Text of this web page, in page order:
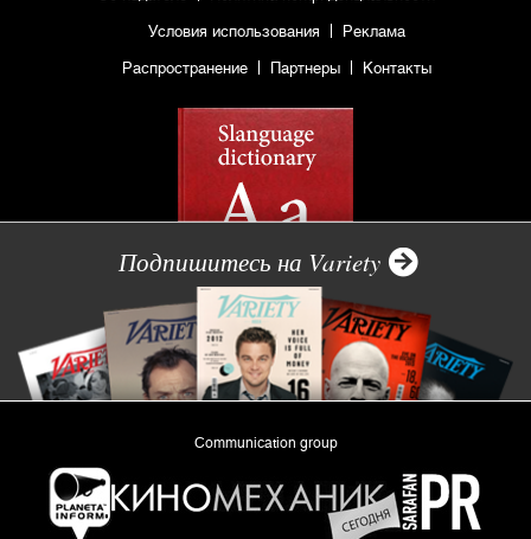
Условия использования Реклама
Распространение Партнеры Контакты
Подпишитесь на Variety
Communication group
«Planeta Inform»